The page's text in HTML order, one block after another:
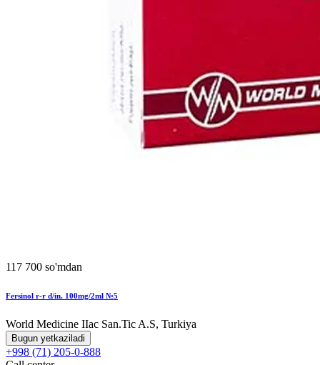
117 700 so'mdan
Fersinol r-r d/in. 100mg/2ml №5
World Мedicine IIac San.Tic A.S, Turkiya
Bugun yetkaziladi
+998 (71) 205-0-888